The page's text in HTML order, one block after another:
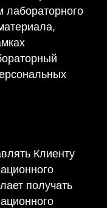
лабораторного
Клиенту
получать